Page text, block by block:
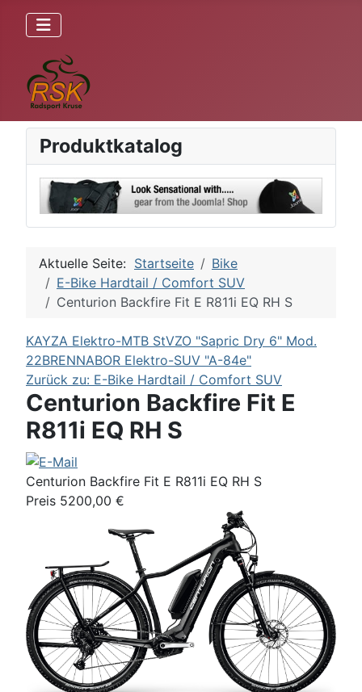
Produktkatalog
Aktuelle Seite: Startseite
Bike
E-Bike Hardtail / Comfort SUV
Centurion Backfire Fit E R811i EQ RH S
KAYZA Elektro-MTB StVZO "Sapric Dry 6" Mod.
22BRENNABOR Elektro-SUV "A-84e"
Zurück zu: E-Bike Hardtail / Comfort SUV
Centurion Backfire Fit E
R811i EQ RH S
Centurion Backfire Fit E R811i EQ RH S
Preis 5200,00 €